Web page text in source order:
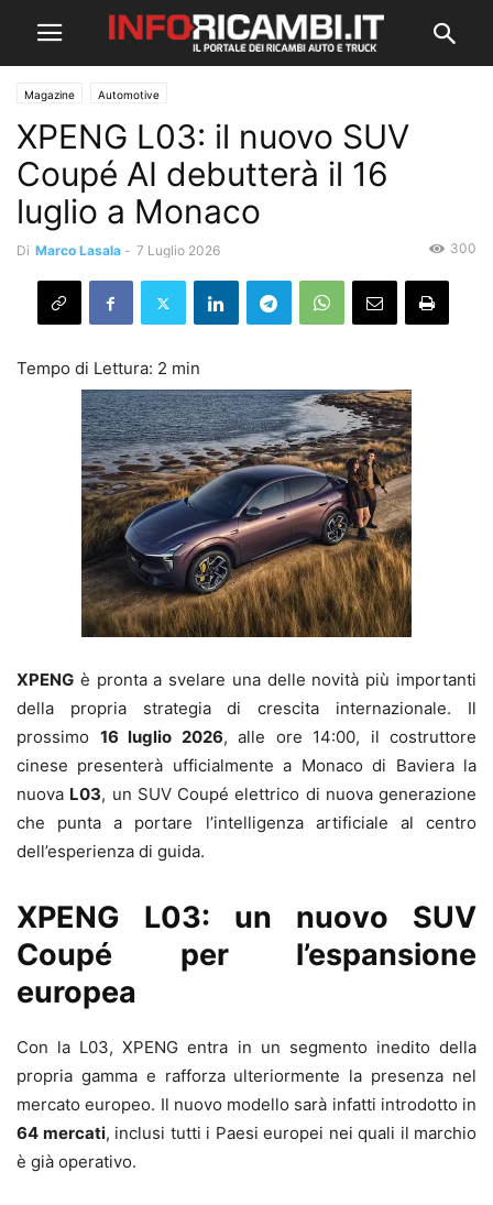
Magazine Automotive
XPENG L03: il nuovo SUV
Coupé AI debutterà il 16
luglio a Monaco
Di Marco Lasala - 7 Luglio 2026 300
XPENG è pronta a svelare una delle novità più importanti
della propria strategia di crescita internazionale. Il
prossimo 16 luglio 2026, alle ore 14:00, il costruttore
cinese presenterà ufficialmente a Monaco di Baviera la
nuova L03, un SUV Coupé elettrico di nuova generazione
che punta a portare l’intelligenza artificiale al centro
dell’esperienza di guida.
XPENG L03: un nuovo SUV
Coupé per l’espansione
europea
Con la L03, XPENG entra in un segmento inedito della
propria gamma e rafforza ulteriormente la presenza nel
mercato europeo. Il nuovo modello sarà infatti introdotto in
64 mercati, inclusi tutti i Paesi europei nei quali il marchio
è già operativo.